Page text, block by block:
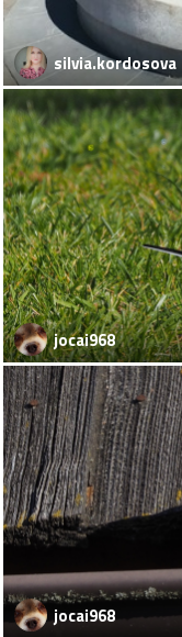
silvia.kordosova
jocai968
jocai968